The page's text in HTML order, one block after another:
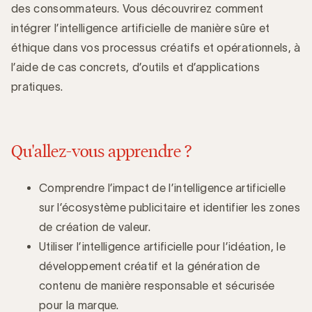
des consommateurs. Vous découvrirez comment
intégrer l’intelligence artificielle de manière sûre et
éthique dans vos processus créatifs et opérationnels, à
l’aide de cas concrets, d’outils et d’applications
pratiques.
Qu'allez-vous apprendre ?
Comprendre l’impact de l’intelligence artificielle
sur l’écosystème publicitaire et identifier les zones
de création de valeur.
Utiliser l’intelligence artificielle pour l’idéation, le
développement créatif et la génération de
contenu de manière responsable et sécurisée
pour la marque.